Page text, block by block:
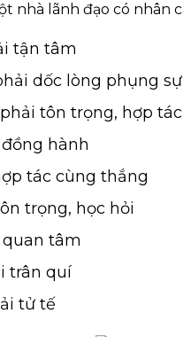
nhà lãnh đạo có nhân
tận tâm
dốc lòng phụng sự
tôn trọng, hợp tác
hành
tác cùng thắng
trọng, học hỏi
tâm
trân quí
tử tế